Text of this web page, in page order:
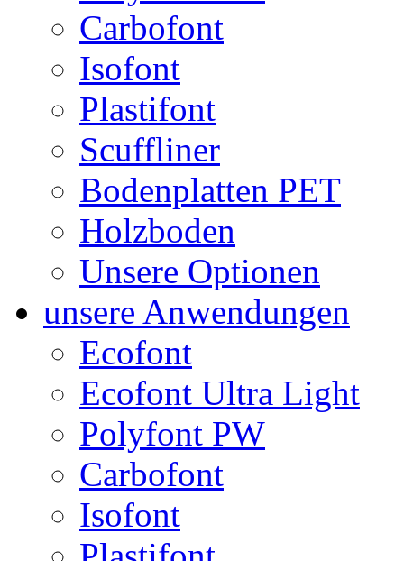
Carbofont
Isofont
Plastifont
Scuffliner
Bodenplatten PET
Holzboden
Unsere Optionen
unsere Anwendungen
Ecofont
Ecofont Ultra Light
Polyfont PW
Carbofont
Isofont